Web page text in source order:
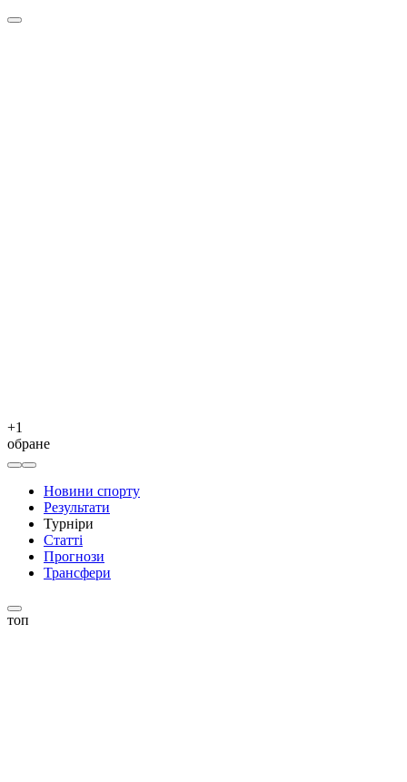
+1
обране
Новини спорту
Результати
Турніри
Статті
Прогнози
Трансфери
топ